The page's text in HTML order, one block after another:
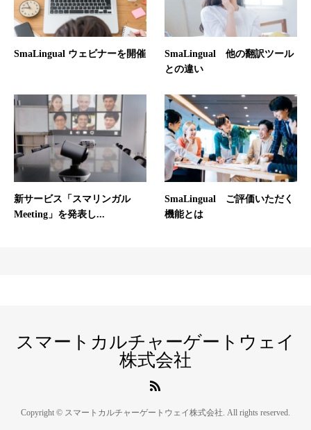
SmaLingual ウェビナーを開催
SmaLingual 他の翻訳ツール
との違い
新サービス「スマリンガル
Meeting」を発表し...
SmaLingual ご評価いただく
機能とは
スマートカルチャーゲートウェイ
株式会社
Copyright © スマートカルチャーゲートウェイ株式会社. All rights reserved.